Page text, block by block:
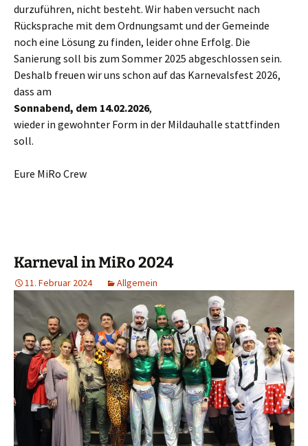
durzuführen, nicht besteht. Wir haben versucht nach
Rücksprache mit dem Ordnungsamt und der Gemeinde
noch eine Lösung zu finden, leider ohne Erfolg. Die
Sanierung soll bis zum Sommer 2025 abgeschlossen sein.
Deshalb freuen wir uns schon auf das Karnevalsfest 2026,
dass am
Sonnabend, dem 14.02.2026,
wieder in gewohnter Form in der Mildauhalle stattfinden
soll.
Eure MiRo Crew
Karneval in MiRo 2024
11. Februar 2024 Allgemein